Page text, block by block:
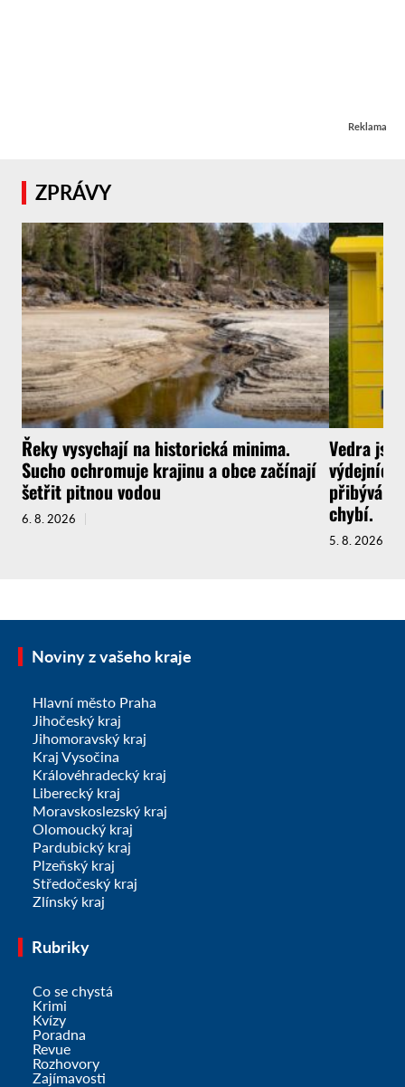
Reklama
ZPRÁVY
Řeky vysychají na historická minima.
Sucho ochromuje krajinu a obce začínají
šetřit pitnou vodou
6. 8. 2026
Vedra
výdejních
přibývá a
chybí.
5. 8. 2026
Noviny z vašeho kraje
Hlavní město Praha
Jihočeský kraj
Jihomoravský kraj
Kraj Vysočina
Královéhradecký kraj
Liberecký kraj
Moravskoslezský kraj
Olomoucký kraj
Pardubický kraj
Plzeňský kraj
Středočeský kraj
Zlínský kraj
Rubriky
Co se chystá
Krimi
Kvízy
Poradna
Revue
Rozhovory
Zajímavosti